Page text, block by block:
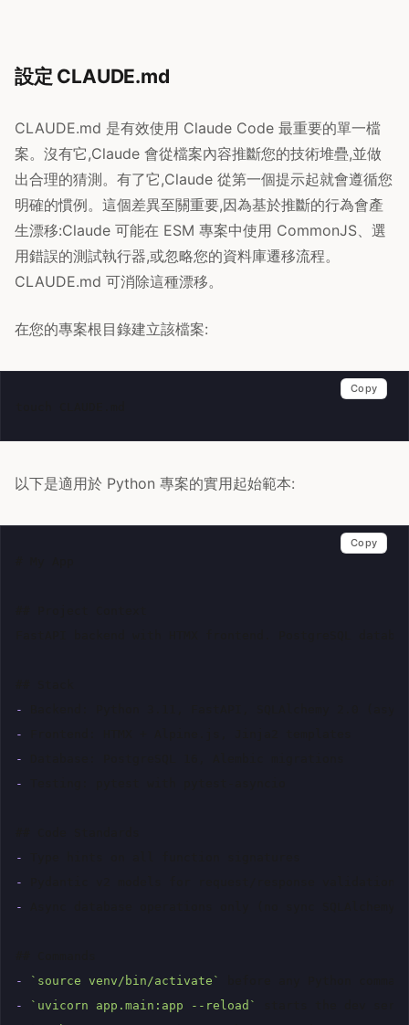
設定 CLAUDE.md
CLAUDE.md 是有效使用 Claude Code 最重要的單一檔
案。沒有它,Claude 會從檔案內容推斷您的技術堆疊,並做
出合理的猜測。有了它,Claude 從第一個提示起就會遵循您
明確的慣例。這個差異至關重要,因為基於推斷的行為會產
生漂移:Claude 可能在 ESM 專案中使用 CommonJS、選
用錯誤的測試執行器,或忽略您的資料庫遷移流程。
CLAUDE.md 可消除這種漂移。
在您的專案根目錄建立該檔案:
Copy
以下是適用於 Python 專案的實用起始範本:
-
-
-
-
-
-
-
-
`source venv/bin/activate`
-
`uvicorn app.main:app --reload`
Copy